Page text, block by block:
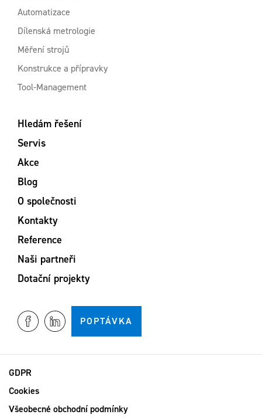
Automatizace
Dílenská metrologie
Měření strojů
Konstrukce a přípravky
Tool-Management
Hledám řešení
Servis
Akce
Blog
O společnosti
Kontakty
Reference
Naši partneři
Dotační projekty
POPTÁVKA
GDPR
Cookies
Všeobecné obchodní podmínky